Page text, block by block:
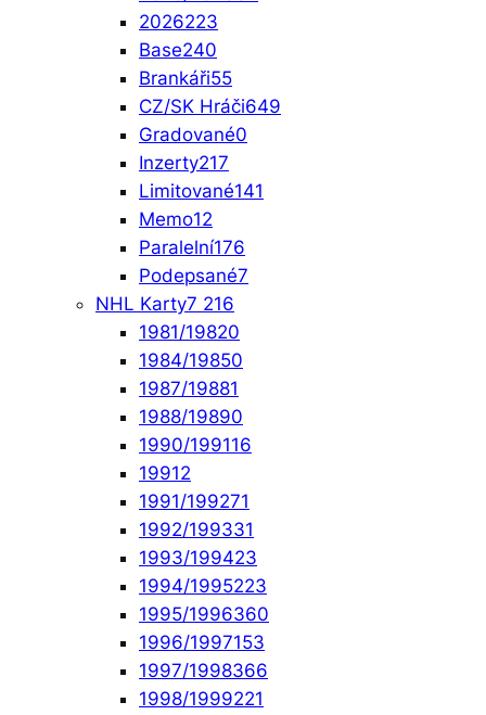
2026223
Base240
Brankáři55
CZ/SK Hráči649
Gradované0
Inzerty217
Limitované141
Memo12
Paralelní176
Podepsané7
NHL Karty7 216
1981/19820
1984/19850
1987/19881
1988/19890
1990/199116
19912
1991/199271
1992/199331
1993/199423
1994/1995223
1995/1996360
1996/1997153
1997/1998366
1998/1999221